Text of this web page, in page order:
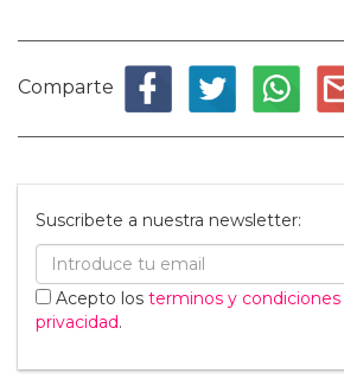
Comparte
Suscribete a nuestra newsletter:
Acepto los terminos y condiciones
privacidad.